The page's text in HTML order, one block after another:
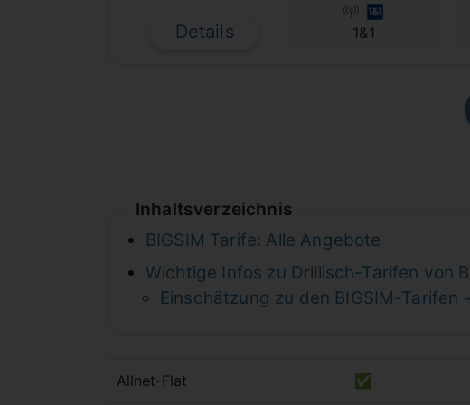
Details 1&1
Inhaltsverzeichnis
BIGSIM Tarife: Alle Angebote
Wichtige Infos zu Drillisch-Tarifen von
Einschätzung zu den BIGSIM-Tarifen
Allnet-Flat ✅